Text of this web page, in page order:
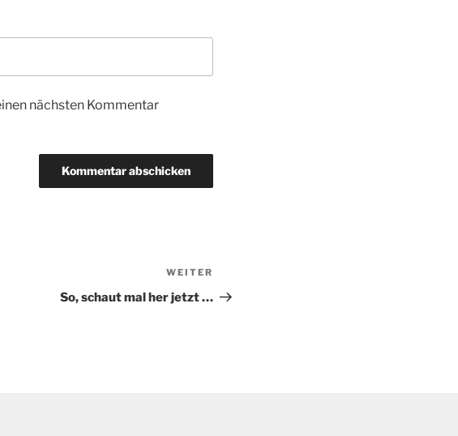
nächsten Kommentar
Beitrag
WEITER
So, schaut mal her jetzt …